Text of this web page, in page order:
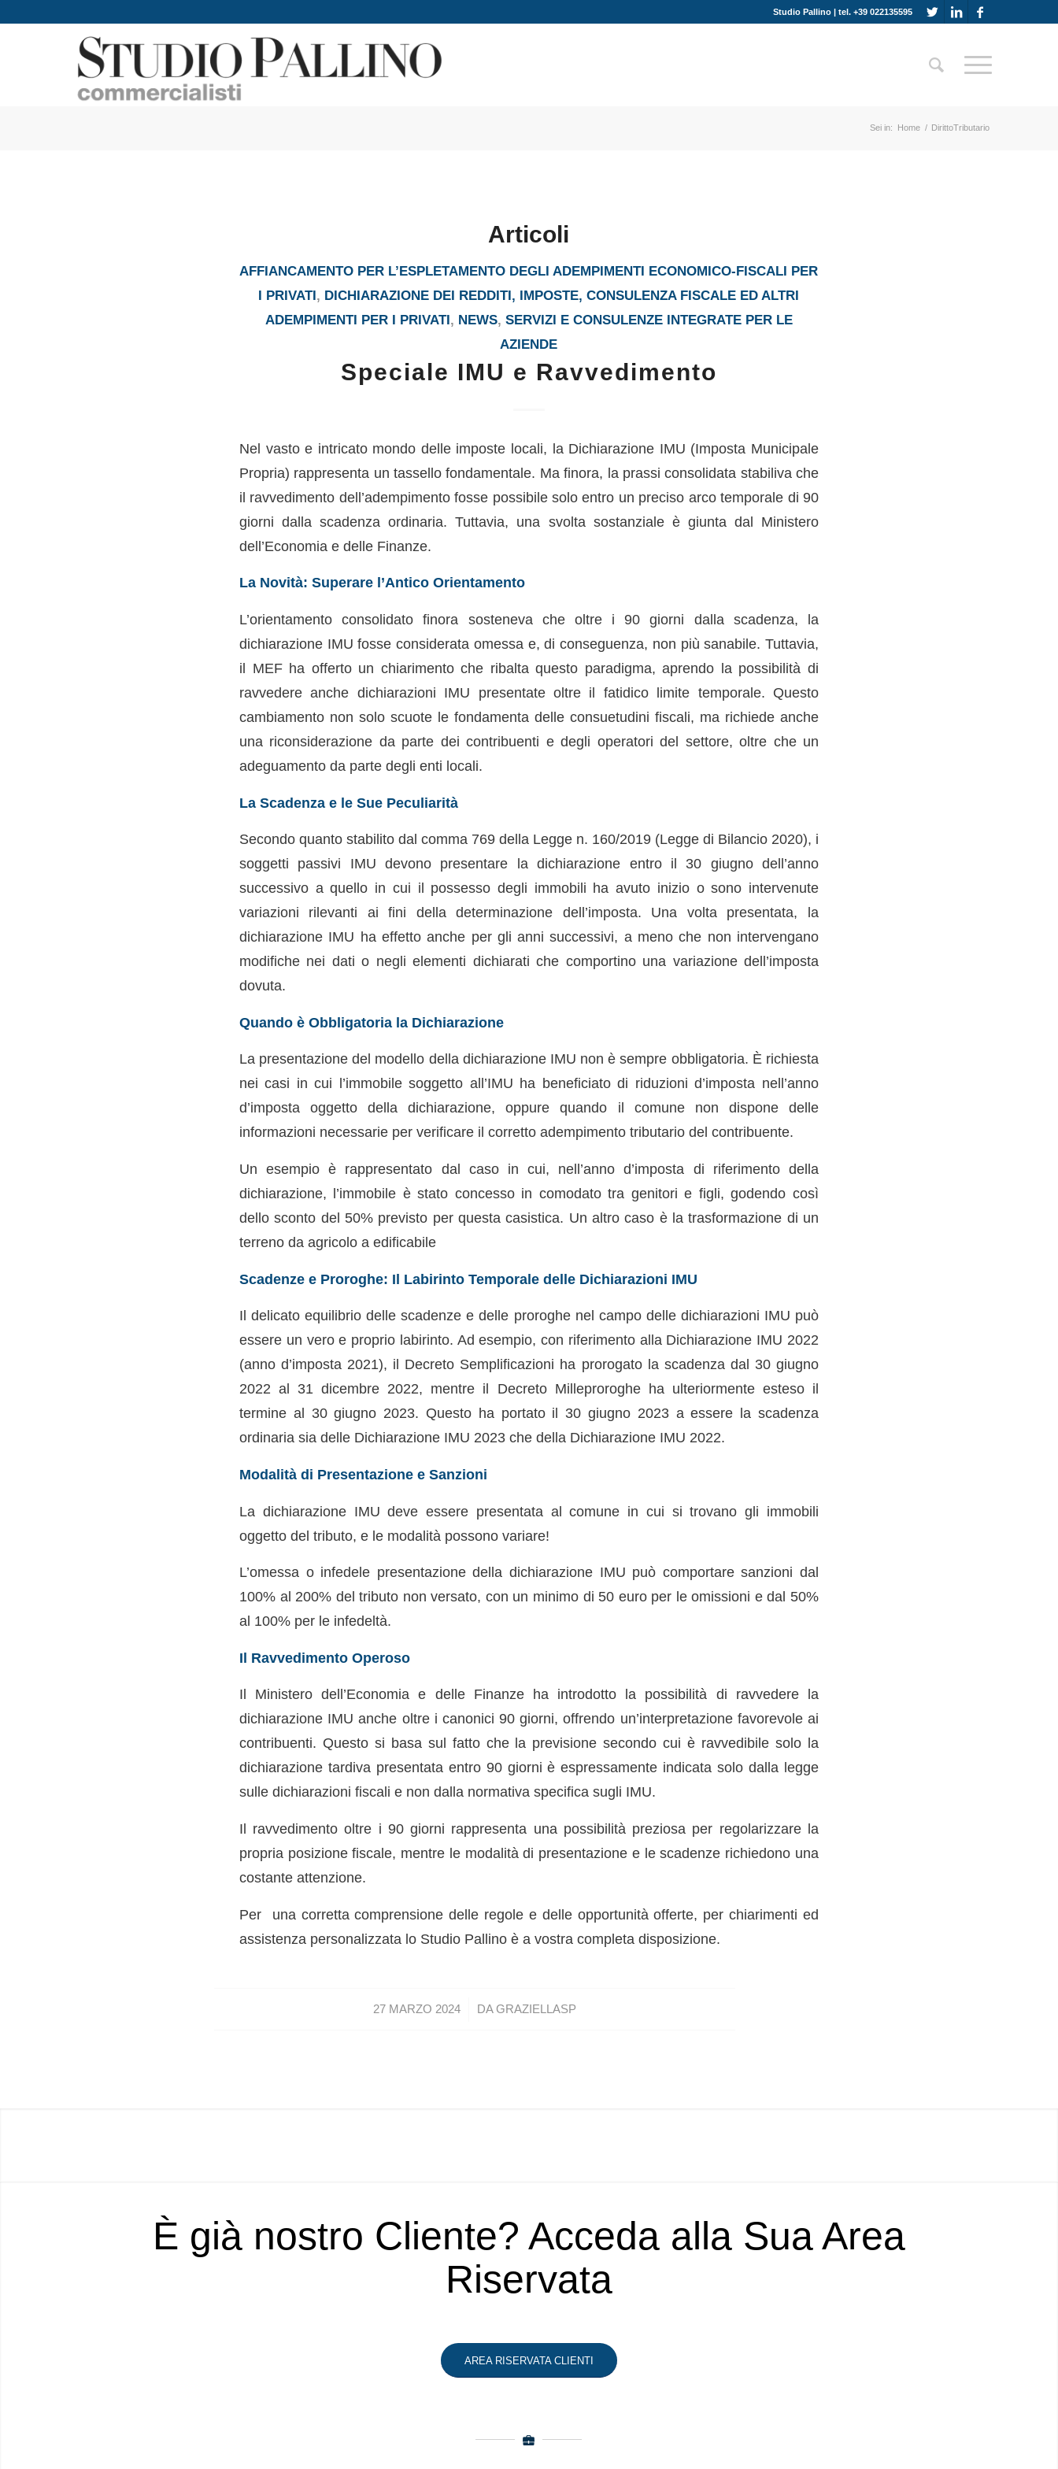
Studio Pallino | tel. +39 022135595
Sei in: Home / DirittoTributario
Articoli
AFFIANCAMENTO PER L’ESPLETAMENTO DEGLI ADEMPIMENTI ECONOMICO-FISCALI PER
I PRIVATI, DICHIARAZIONE DEI REDDITI, IMPOSTE, CONSULENZA FISCALE ED ALTRI
ADEMPIMENTI PER I PRIVATI, NEWS, SERVIZI E CONSULENZE INTEGRATE PER LE
AZIENDE
Speciale IMU e Ravvedimento
Nel vasto e intricato mondo delle imposte locali, la Dichiarazione IMU (Imposta Municipale
Propria) rappresenta un tassello fondamentale. Ma finora, la prassi consolidata stabiliva che
il ravvedimento dell’adempimento fosse possibile solo entro un preciso arco temporale di 90
giorni dalla scadenza ordinaria. Tuttavia, una svolta sostanziale è giunta dal Ministero
dell’Economia e delle Finanze.
La Novità: Superare l’Antico Orientamento
L’orientamento consolidato finora sosteneva che oltre i 90 giorni dalla scadenza, la
dichiarazione IMU fosse considerata omessa e, di conseguenza, non più sanabile. Tuttavia,
il MEF ha offerto un chiarimento che ribalta questo paradigma, aprendo la possibilità di
ravvedere anche dichiarazioni IMU presentate oltre il fatidico limite temporale. Questo
cambiamento non solo scuote le fondamenta delle consuetudini fiscali, ma richiede anche
una riconsiderazione da parte dei contribuenti e degli operatori del settore, oltre che un
adeguamento da parte degli enti locali.
La Scadenza e le Sue Peculiarità
Secondo quanto stabilito dal comma 769 della Legge n. 160/2019 (Legge di Bilancio 2020), i
soggetti passivi IMU devono presentare la dichiarazione entro il 30 giugno dell’anno
successivo a quello in cui il possesso degli immobili ha avuto inizio o sono intervenute
variazioni rilevanti ai fini della determinazione dell’imposta. Una volta presentata, la
dichiarazione IMU ha effetto anche per gli anni successivi, a meno che non intervengano
modifiche nei dati o negli elementi dichiarati che comportino una variazione dell’imposta
dovuta.
Quando è Obbligatoria la Dichiarazione
La presentazione del modello della dichiarazione IMU non è sempre obbligatoria. È richiesta
nei casi in cui l’immobile soggetto all’IMU ha beneficiato di riduzioni d’imposta nell’anno
d’imposta oggetto della dichiarazione, oppure quando il comune non dispone delle
informazioni necessarie per verificare il corretto adempimento tributario del contribuente.
Un esempio è rappresentato dal caso in cui, nell’anno d’imposta di riferimento della
dichiarazione, l’immobile è stato concesso in comodato tra genitori e figli, godendo così
dello sconto del 50% previsto per questa casistica. Un altro caso è la trasformazione di un
terreno da agricolo a edificabile
Scadenze e Proroghe: Il Labirinto Temporale delle Dichiarazioni IMU
Il delicato equilibrio delle scadenze e delle proroghe nel campo delle dichiarazioni IMU può
essere un vero e proprio labirinto. Ad esempio, con riferimento alla Dichiarazione IMU 2022
(anno d’imposta 2021), il Decreto Semplificazioni ha prorogato la scadenza dal 30 giugno
2022 al 31 dicembre 2022, mentre il Decreto Milleproroghe ha ulteriormente esteso il
termine al 30 giugno 2023. Questo ha portato il 30 giugno 2023 a essere la scadenza
ordinaria sia delle Dichiarazione IMU 2023 che della Dichiarazione IMU 2022.
Modalità di Presentazione e Sanzioni
La dichiarazione IMU deve essere presentata al comune in cui si trovano gli immobili
oggetto del tributo, e le modalità possono variare!
L’omessa o infedele presentazione della dichiarazione IMU può comportare sanzioni dal
100% al 200% del tributo non versato, con un minimo di 50 euro per le omissioni e dal 50%
al 100% per le infedeltà.
Il Ravvedimento Operoso
Il Ministero dell’Economia e delle Finanze ha introdotto la possibilità di ravvedere la
dichiarazione IMU anche oltre i canonici 90 giorni, offrendo un’interpretazione favorevole ai
contribuenti. Questo si basa sul fatto che la previsione secondo cui è ravvedibile solo la
dichiarazione tardiva presentata entro 90 giorni è espressamente indicata solo dalla legge
sulle dichiarazioni fiscali e non dalla normativa specifica sugli IMU.
Il ravvedimento oltre i 90 giorni rappresenta una possibilità preziosa per regolarizzare la
propria posizione fiscale, mentre le modalità di presentazione e le scadenze richiedono una
costante attenzione.
Per una corretta comprensione delle regole e delle opportunità offerte, per chiarimenti ed
assistenza personalizzata lo Studio Pallino è a vostra completa disposizione.
27 MARZO 2024
/ DAGRAZIELLASP
È già nostro Cliente? Acceda alla Sua Area
Riservata
AREA RISERVATA CLIENTI